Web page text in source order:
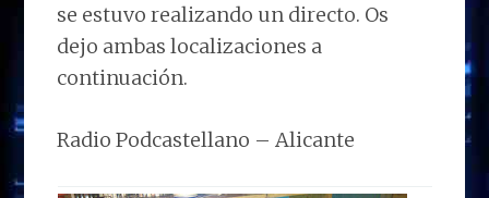
se estuvo realizando un directo. Os
dejo ambas localizaciones a
continuación.
Radio Podcastellano – Alicante